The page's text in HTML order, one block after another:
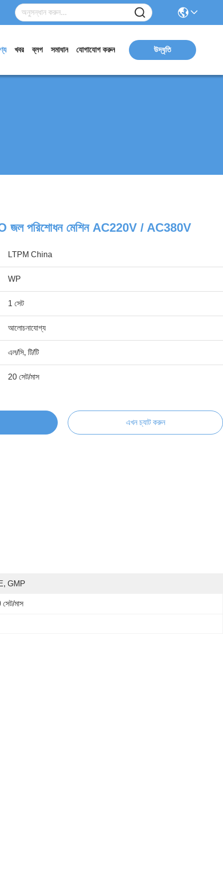
খবর ব্লগ সমাধান যোগাযোগ করুন উদ্ধৃতি
জল পরিশোধন মেশিন AC220V / AC380V
LTPM China
WP
1 সেট
আলোচনাযোগ্য
এল/সি, টি/টি
20 সেট/মাস
এখন চ্যাট করুন
GMP
মাস